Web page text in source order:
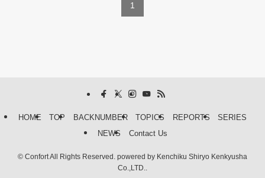
1
HOME TOP BACKNUMBER TOPICS REPORTS
SERIES
NEWS
Contact Us
© Confort All Rights Reserved. powered by Kenchiku Shiryo Kenkyusha
Co.,LTD..